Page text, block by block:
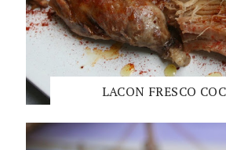
LACON FRESCO